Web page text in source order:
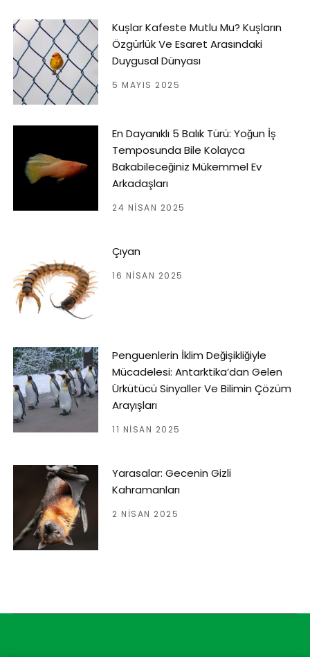
Kuşlar Kafeste Mutlu Mu? Kuşların
Özgürlük Ve Esaret Arasındaki
Duygusal Dünyası
5 MAYIS 2025
En Dayanıklı 5 Balık Türü: Yoğun İş
Temposunda Bile Kolayca
Bakabileceğiniz Mükemmel Ev
Arkadaşları
24 NISAN 2025
Çıyan
16 NISAN 2025
Penguenlerin İklim Değişikliğiyle
Mücadelesi: Antarktika’dan Gelen
Ürkütücü Sinyaller Ve Bilimin Çözüm
Arayışları
11 NISAN 2025
Yarasalar: Gecenin Gizli
Kahramanları
2 NISAN 2025